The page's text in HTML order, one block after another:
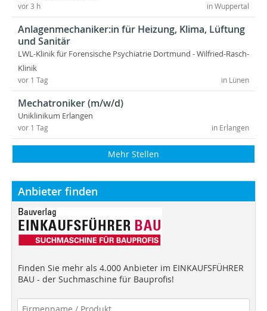
in Wuppertal
vor 3 h
Anlagenmechaniker:in für Heizung, Klima, Lüftung
und Sanitär
LWL-Klinik für Forensische Psychiatrie Dortmund - Wilfried-Rasch-
Klinik
in Lünen
vor 1 Tag
Mechatroniker (m/w/d)
Uniklinikum Erlangen
in Erlangen
vor 1 Tag
Mehr Stellen
Anbieter finden
Finden Sie mehr als 4.000 Anbieter im EINKAUFSFÜHRER
BAU - der Suchmaschine für Bauprofis!